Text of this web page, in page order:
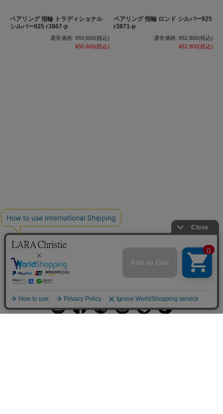
ペアリング 指輪 トラディショナル
シルバー925 r3867-p
通常価格: ¥50,600(税込)
¥50,600(税込)
ペアリング 指輪 ロンド シルバー925
r3871-p
通常価格: ¥52,800(税込)
¥52,800(税込)